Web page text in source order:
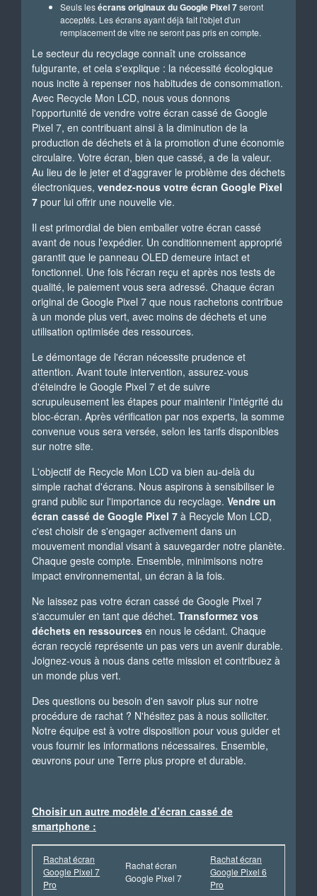
Seuls lesécrans originaux du Google Pixel 7seront
acceptés. Les écrans ayant déjà fait l'objet d'un
remplacement de vitre ne seront pas pris en compte.
Le secteur du recyclage connaît une croissance
fulgurante, et cela s'explique : la nécessité écologique
nous incite à repenser nos habitudes de consommation.
Avec Recycle Mon LCD, nous vous donnons
l'opportunité de vendre votre écran cassé de Google
Pixel 7, en contribuant ainsi à la diminution de la
production de déchets et à la promotion d'une économie
circulaire. Votre écran, bien que cassé, a de la valeur.
Au lieu de le jeter et d'aggraver le problème des déchets
électroniques, vendez-nous votre écran Google Pixel
7 pour lui offrir une nouvelle vie.
Il est primordial de bien emballer votre écran cassé
avant de nous l'expédier. Un conditionnement approprié
garantit que le panneau OLED demeure intact et
fonctionnel. Une fois l'écran reçu et après nos tests de
qualité, le paiement vous sera adressé. Chaque écran
original de Google Pixel 7 que nous rachetons contribue
à un monde plus vert, avec moins de déchets et une
utilisation optimisée des ressources.
Le démontage de l'écran nécessite prudence et
attention. Avant toute intervention, assurez-vous
d'éteindre le Google Pixel 7 et de suivre
scrupuleusement les étapes pour maintenir l'intégrité du
bloc-écran. Après vérification par nos experts, la somme
convenue vous sera versée, selon les tarifs disponibles
sur notre site.
L'objectif de Recycle Mon LCD va bien au-delà du
simple rachat d'écrans. Nous aspirons à sensibiliser le
grand public sur l'importance du recyclage. Vendre un
écran cassé de Google Pixel 7 à Recycle Mon LCD,
c'est choisir de s'engager activement dans un
mouvement mondial visant à sauvegarder notre planète.
Chaque geste compte. Ensemble, minimisons notre
impact environnemental, un écran à la fois.
Ne laissez pas votre écran cassé de Google Pixel 7
s'accumuler en tant que déchet. Transformez vos
déchets en ressources en nous le cédant. Chaque
écran recyclé représente un pas vers un avenir durable.
Joignez-vous à nous dans cette mission et contribuez à
un monde plus vert.
Des questions ou besoin d'en savoir plus sur notre
procédure de rachat ? N'hésitez pas à nous solliciter.
Notre équipe est à votre disposition pour vous guider et
vous fournir les informations nécessaires. Ensemble,
œuvrons pour une Terre plus propre et durable.
Choisir un autre modèle d’écran cassé de
smartphone :
Rachat écran
Google Pixel 7
Pro
Rachat écran
Google Pixel 7
Rachat écran
Google Pixel 6
Pro